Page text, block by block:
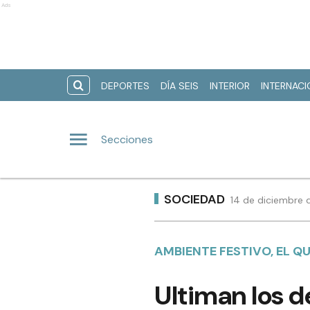
Ads
DEPORTES DÍA SEIS INTERIOR
Secciones
SOCIEDAD 14 de diciembre
AMBIENTE FESTIVO, EL
Ultiman los